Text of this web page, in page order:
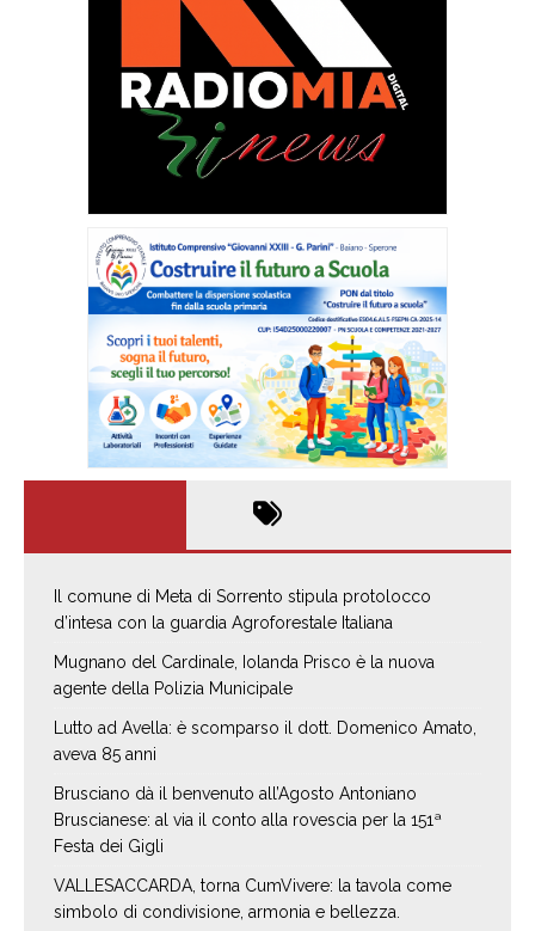
Il comune di Meta di Sorrento stipula protolocco
d’intesa con la guardia Agroforestale Italiana
Mugnano del Cardinale, Iolanda Prisco è la nuova
agente della Polizia Municipale
Lutto ad Avella: è scomparso il dott. Domenico Amato,
aveva 85 anni
Brusciano dà il benvenuto all’Agosto Antoniano
Bruscianese: al via il conto alla rovescia per la 151ª
Festa dei Gigli
VALLESACCARDA, torna CumVivere: la tavola come
simbolo di condivisione, armonia e bellezza.